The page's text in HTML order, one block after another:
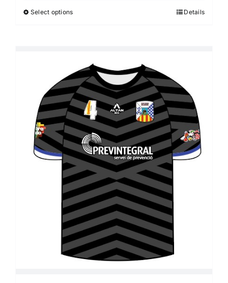
Select options Details